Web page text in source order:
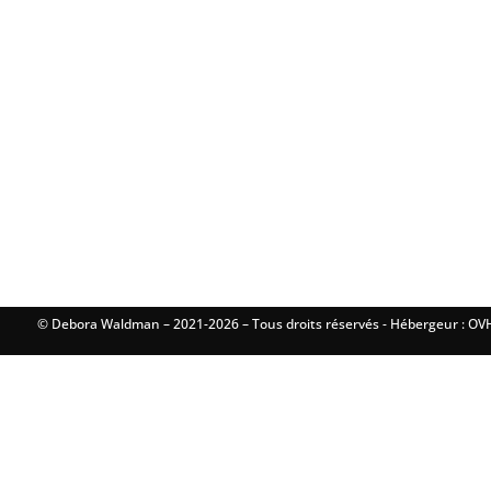
© Debora Waldman – 2021-2026 – Tous droits réservés - Hébergeur :